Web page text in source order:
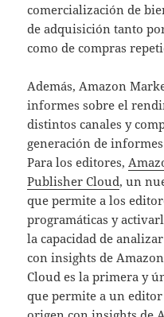
comercialización de
de adquisición tanto
como de compras
Además, Amazon
informes sobre el
distintos canales y
generación de
Para los editores,
Publisher Cloud, un
que permite a los
programáticas y
la capacidad de
con insights de
Cloud es la primera y
que permite a un